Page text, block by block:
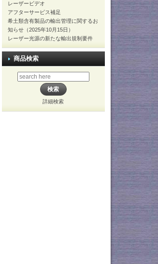
レーザービデオ
アフターサービス補足
希土類含有製品の輸出管理に関するお
知らせ（2025年10月15日）
レーザー光源の新たな輸出規制要件
商品検索
詳細検索